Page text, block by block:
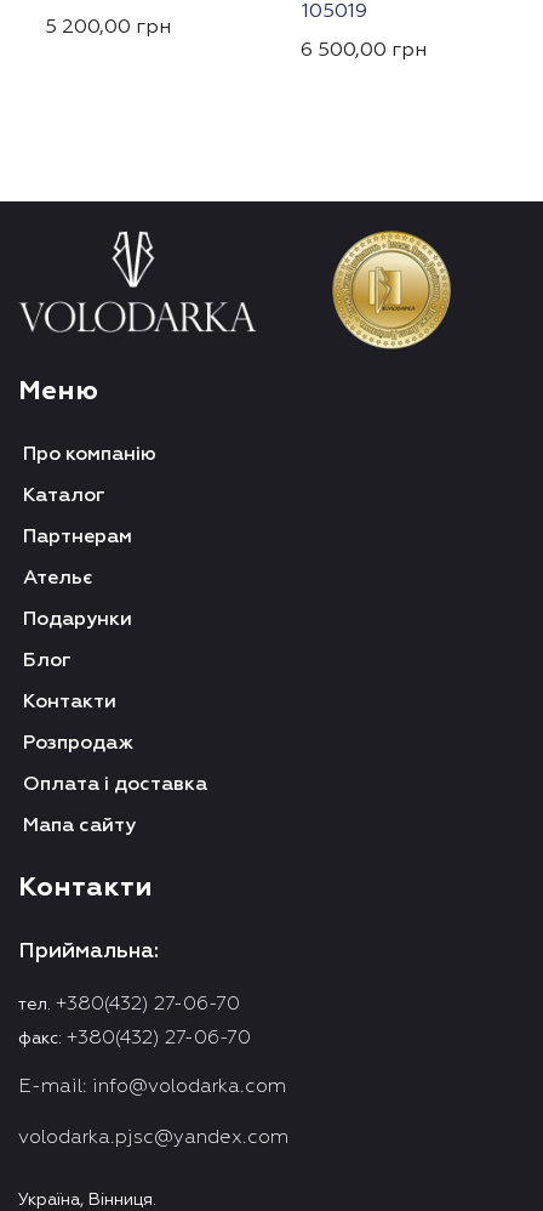
5 200,00 грн
105019
6 500,00 грн
Меню
Про компанію
Каталог
Партнерам
Ательє
Подарунки
Блог
Контакти
Розпродаж
Оплата і доставка
Мапа сайту
Контакти
Приймальна:
тел. +380(432) 27-06-70
факс: +380(432) 27-06-70
E-mail: info@volodarka.com
volodarka.pjsc@yandex.com
Україна, Вінниця.